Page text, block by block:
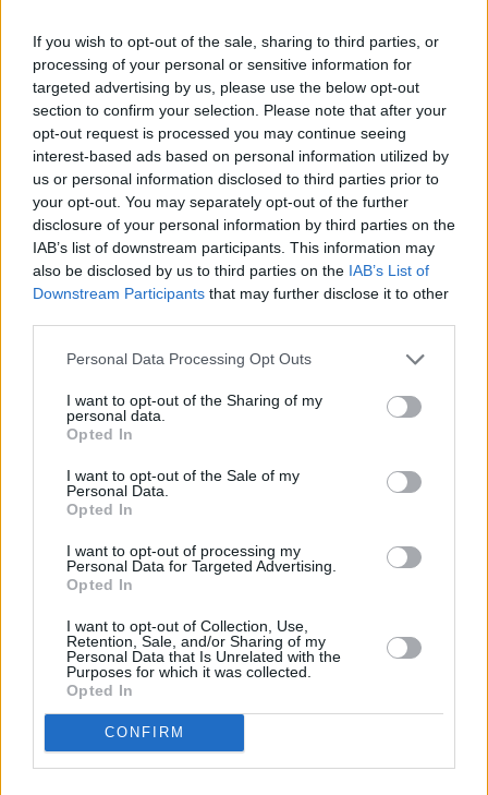
If you wish to opt-out of the sale, sharing to third parties, or
processing of your personal or sensitive information for
targeted advertising by us, please use the below opt-out
section to confirm your selection. Please note that after your
opt-out request is processed you may continue seeing
interest-based ads based on personal information utilized by
us or personal information disclosed to third parties prior to
your opt-out. You may separately opt-out of the further
disclosure of your personal information by third parties on the
IAB’s list of downstream participants. This information may
also be disclosed by us to third parties on the IAB’s List of
Downstream Participants that may further disclose it to other
Personal Data Processing Opt Outs
I want to opt-out of the Sharing of my
personal data.
Opted In
I want to opt-out of the Sale of my
Personal Data.
Opted In
I want to opt-out of processing my
Personal Data for Targeted Advertising.
Opted In
I want to opt-out of Collection, Use,
Retention, Sale, and/or Sharing of my
Personal Data that Is Unrelated with the
Purposes for which it was collected.
Opted In
CONFIRM